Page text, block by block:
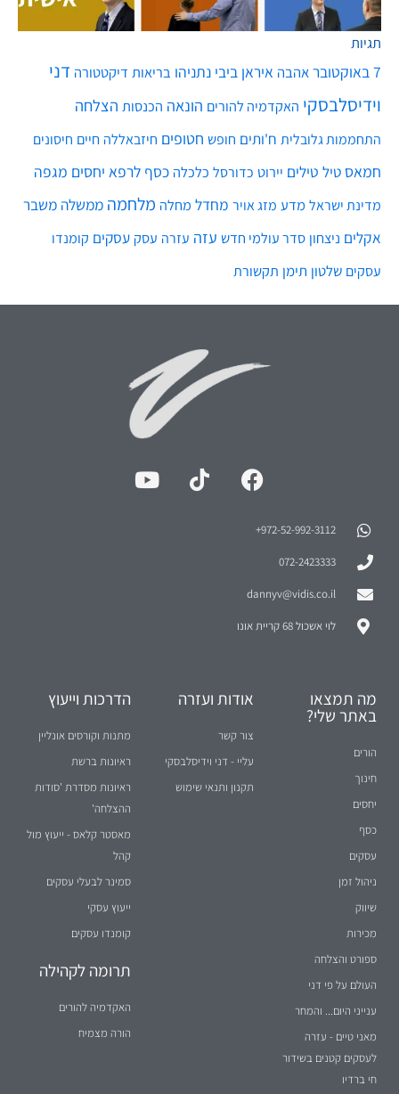
תגיות
7 באוקטובר אהבה איראן ביבי נתניהו בריאות דיקטטורה דני
וידיסלבסקי האקדמיה להורים הונאה הכנסות הצלחה
התחממות גלובלית ח'ותים חופש חטופים חיזבאללה חיים חיסונים
חמאס טיל טילים יירוט כדורסל כלכלה כסף לרפא יחסים מגפה
מדינת ישראל מדע מזג אויר מחדל מחלה מלחמה ממשלה משבר
אקלים ניצחון סדר עולמי חדש עזה עזרה עסק עסקים קומנדו
עסקים שלטון תימן תקשורת
972-52-992-3112⁩+
072-2423333
dannyv@vidis.co.il
לוי אשכול 68 קריית אונו
מה תמצאו
באתר שלי?
הורים
חינוך
יחסים
כסף
עסקים
ניהול זמן
שיווק
מכירות
ספורט והצלחה
העולם על פי דני
ענייני היום... והמחר
מאני טיים - עזרה
לעסקים קטנים בשידור
חי ברדיו
אודות ועזרה
צור קשר
עליי - דני וידיסלבסקי
תקנון ותנאי שימוש
הדרכות וייעוץ
מתנות וקורסים אונליין
ראיונות ברשת
ראיונות מסדרת 'סודות
ההצלחה'
מאסטר קלאס - ייעוץ מול
קהל
סמינר לבעלי עסקים
ייעוץ עסקי
קומנדו עסקים
תרומה לקהילה
האקדמיה להורים
הורה מצמיח